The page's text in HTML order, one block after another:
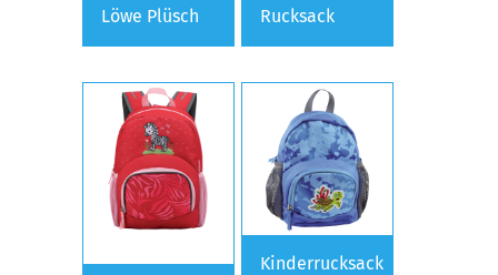
Löwe Plüsch
Rucksack
Kinderrucksack